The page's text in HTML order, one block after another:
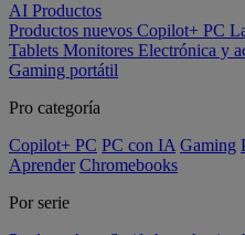
AI Productos
Productos nuevos Copilot+ PC
Tablets Monitores Electrónica y
Gaming portátil
Pro categoría
Copilot+ PC PC con IA Gaming
Aprender Chromebooks
Por serie